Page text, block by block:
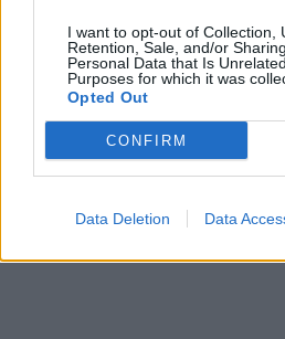
I want to opt-out of Collection,
Retention, Sale, and/or
Personal Data that Is
Purposes for which it was
Opted Out
CONFIRM
Data Deletion Data
Φωτογραφία iStock